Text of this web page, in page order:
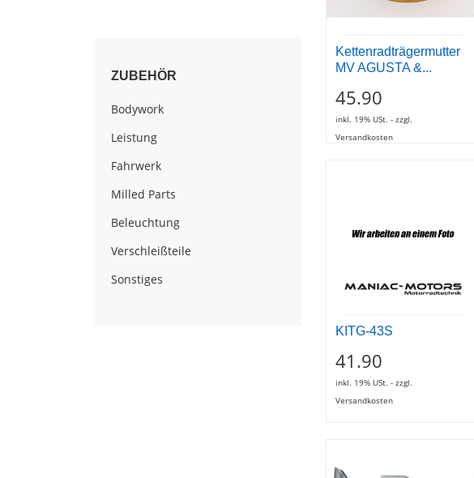
ZUBEHÖR
Bodywork
Leistung
Fahrwerk
Milled Parts
Beleuchtung
Verschleißteile
Sonstiges
Kettenradträgermutter
MV AGUSTA &...
45.90
inkl. 19% USt. - zzgl.
Versandkosten
KITG-43S
41.90
inkl. 19% USt. - zzgl.
Versandkosten